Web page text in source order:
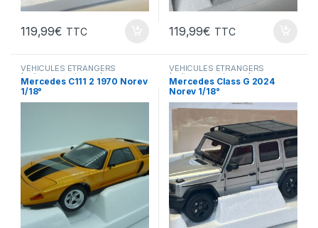
119,99€ TTC 119,99€ TTC
VÉHICULES ÉTRANGERS
(voitures,camions ...)
Mercedes C111 2 1970 Norev
1/18°
VÉHICULES ÉTRANGERS
(voitures,camions ...)
Mercedes Class G 2024
Norev 1/18°